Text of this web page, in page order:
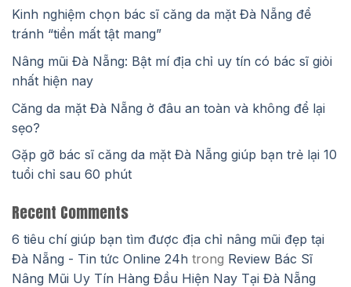
Kinh nghiệm chọn bác sĩ căng da mặt Đà Nẵng để
tránh “tiền mất tật mang”
Nâng mũi Đà Nẵng: Bật mí địa chỉ uy tín có bác sĩ giỏi
nhất hiện nay
Căng da mặt Đà Nẵng ở đâu an toàn và không để lại
sẹo?
Gặp gỡ bác sĩ căng da mặt Đà Nẵng giúp bạn trẻ lại 10
tuổi chỉ sau 60 phút
Recent Comments
6 tiêu chí giúp bạn tìm được địa chỉ nâng mũi đẹp tại
Đà Nẵng - Tin tức Online 24h trong Review Bác Sĩ
Nâng Mũi Uy Tín Hàng Đầu Hiện Nay Tại Đà Nẵng